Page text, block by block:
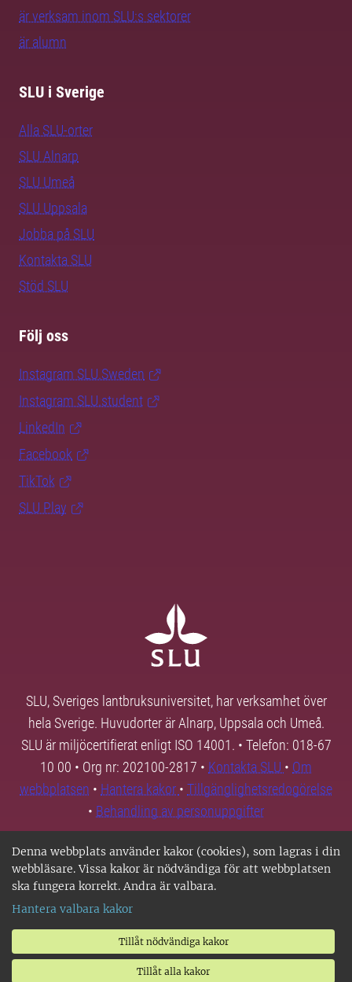
Denna webbplats använder kakor (cookies), som lagras i din
webbläsare. Vissa kakor är nödvändiga för att webbplatsen
ska fungera korrekt. Andra är valbara.
Hantera valbara kakor
Tillåt nödvändiga kakor
Tillåt alla kakor
är verksam inom SLU:s sektorer
är alumn
SLU i Sverige
Alla SLU-orter
SLU Alnarp
SLU Umeå
SLU Uppsala
Jobba på SLU
Kontakta SLU
Stöd SLU
Följ oss
Instagram SLU.Sweden
Instagram SLU.student
LinkedIn
Facebook
TikTok
SLU Play
SLU, Sveriges lantbruksuniversitet, har verksamhet över
hela Sverige. Huvudorter är Alnarp, Uppsala och Umeå.
SLU är miljöcertifierat enligt ISO 14001. • Telefon: 018-67
10 00 • Org nr: 202100-2817 • Kontakta SLU • Om
webbplatsen • Hantera kakor • Tillgänglighetsredogörelse
• Behandling av personuppgifter